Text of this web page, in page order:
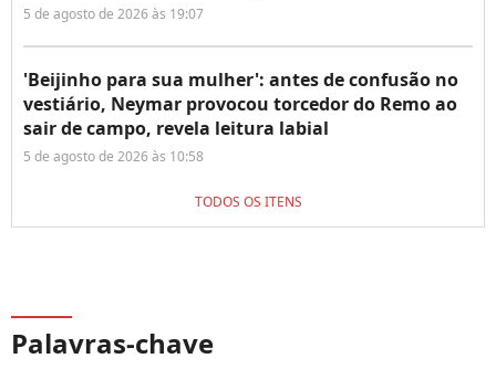
5 de agosto de 2026 às 19:07
'Beijinho para sua mulher': antes de confusão no
vestiário, Neymar provocou torcedor do Remo ao
sair de campo, revela leitura labial
5 de agosto de 2026 às 10:58
TODOS OS ITENS
Palavras-chave